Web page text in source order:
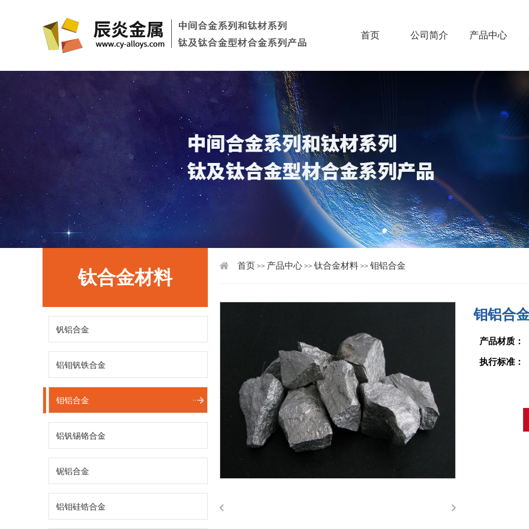
首页 公司简介 产品中心
钛合金材料
钒铝合金
铝钼钒铁合金
钼铝合金
铝钒锡铬合金
铌铝合金
铝钼硅锆合金
首页 >> 产品中心 >> 钛合金材料 >> 钼铝合金
钼铝合
产品材质：
执行标准：